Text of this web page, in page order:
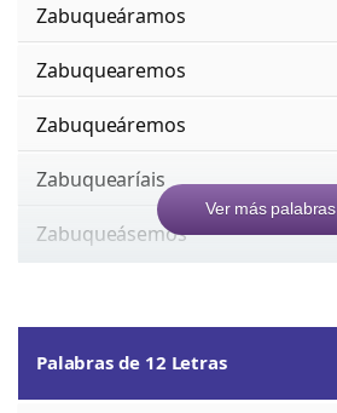
Zabuqueáramos
Zabuquearemos
Zabuqueáremos
Zabuquearíais
Zabuqueásemos
Ver más palabras
Palabras de 12 Letras